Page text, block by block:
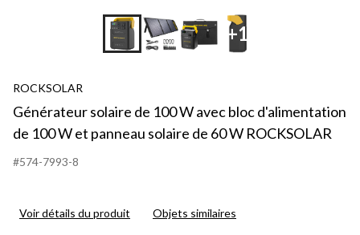
+1
ROCKSOLAR
Générateur solaire de 100 W avec bloc d'alimentation
de 100 W et panneau solaire de 60 W ROCKSOLAR
#574-7993-8
Voir détails du produit Objets similaires